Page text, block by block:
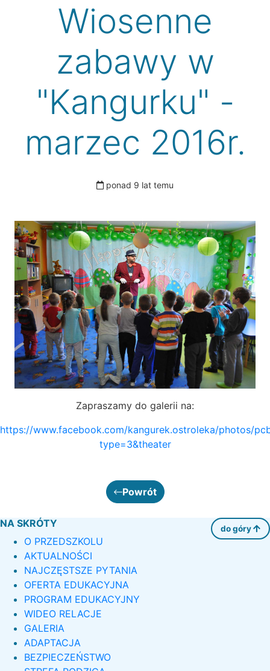
Wiosenne
zabawy w
"Kangurku" -
marzec 2016r.
ponad 9 lat temu
Zapraszamy do galerii na:
https://www.facebook.com/kangurek.ostroleka/photos/
type=3&theater
Powrót
NA SKRÓTY do góry
O PRZEDSZKOLU
AKTUALNOŚCI
NAJCZĘSTSZE PYTANIA
OFERTA EDUKACYJNA
PROGRAM EDUKACYJNY
WIDEO RELACJE
GALERIA
ADAPTACJA
BEZPIECZEŃSTWO